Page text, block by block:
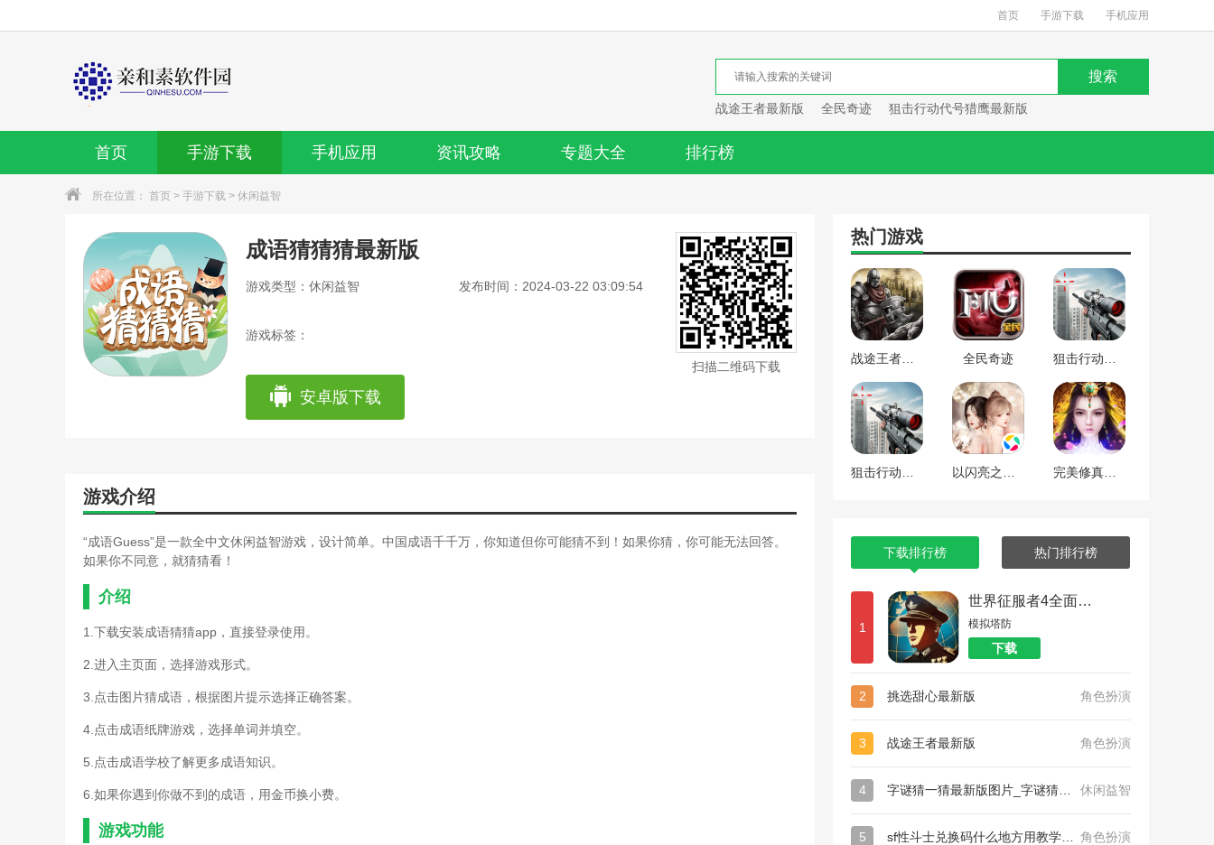
首页 手游下载 手机应用
战途王者最新版 全民奇迹 狙击行动代号猎鹰最新版
首页 手游下载 手机应用 资讯攻略 专题大全 排行榜
所在位置： 首页 > 手游下载 > 休闲益智
成语猜猜猜最新版
游戏类型：休闲益智 发布时间：2024-03-22 03:09:54
游戏标签：
安卓版下载
扫描二维码下载
游戏介绍
“成语Guess”是一款全中文休闲益智游戏，设计简单。中国成语千千万，你知道但你可能猜不到！如果你猜，你可能无法回答。
如果你不同意，就猜猜看！
介绍
1.下载安装成语猜猜app，直接登录使用。
2.进入主页面，选择游戏形式。
3.点击图片猜成语，根据图片提示选择正确答案。
4.点击成语纸牌游戏，选择单词并填空。
5.点击成语学校了解更多成语知识。
6.如果你遇到你做不到的成语，用金币换小费。
游戏功能
热门游戏
全民奇迹
下载排行榜 热门排行榜
1
世界征服者4全面战争
模拟塔防
下载
2 挑选甜心最新版 角色扮演
3 战途王者最新版 角色扮演
4 休闲益智
5 角色扮演